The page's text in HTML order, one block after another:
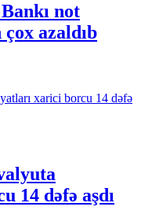
not
çox azaldıb
14 dəfə aşdı